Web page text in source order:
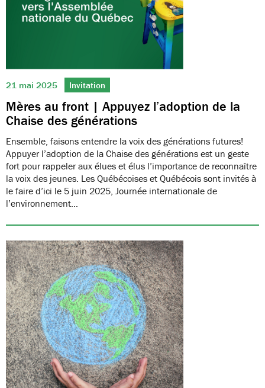
21 mai 2025 Invitation
Mères au front | Appuyez l’adoption de la
Chaise des générations
Ensemble, faisons entendre la voix des générations futures!
Appuyer l’adoption de la Chaise des générations est un geste
fort pour rappeler aux élues et élus l’importance de reconnaître
la voix des jeunes. Les Québécoises et Québécois sont invités à
le faire d’ici le 5 juin 2025, Journée internationale de
l’environnement…